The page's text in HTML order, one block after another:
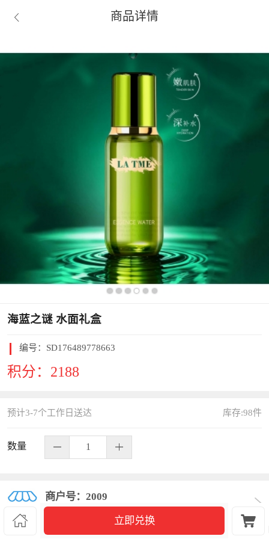
 商品详情
海蓝之谜 水面礼盒
编号： SD176489778663
积分： 2188
库存:98件
预计3-7个工作日送达
数量
商户号：2009
 立即兑换 